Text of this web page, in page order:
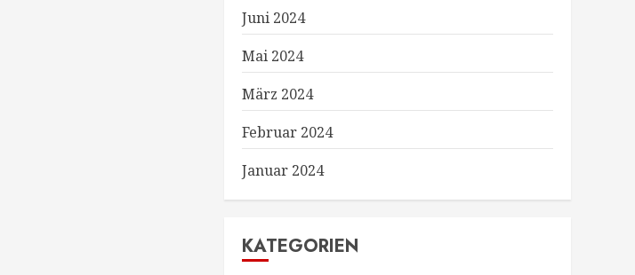
Juni 2024
Mai 2024
März 2024
Februar 2024
Januar 2024
KATEGORIEN